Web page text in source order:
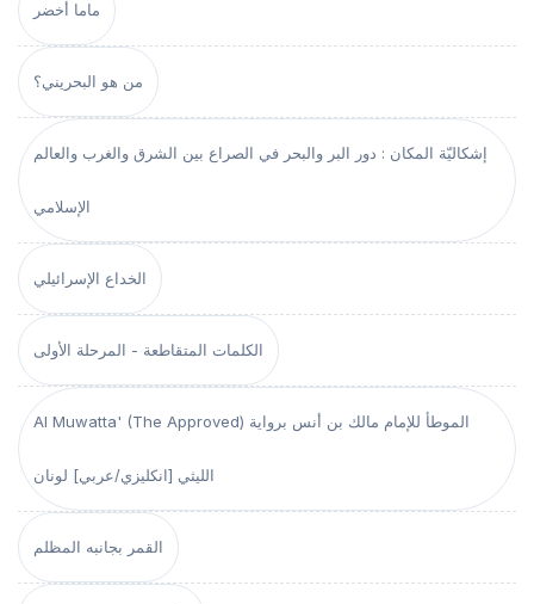
ماما أخضر
من هو البحريني؟
إشكاليّة المكان : دور البر والبحر في الصراع بين الشرق والغرب والعالم
الإسلامي
الخداع الإسرائيلي
الكلمات المتقاطعة - المرحلة الأولى
Al Muwatta' (The Approved) الموطأ للإمام مالك بن أنس برواية
الليثي [انكليزي/عربي] لونان
القمر بجانبه المظلم